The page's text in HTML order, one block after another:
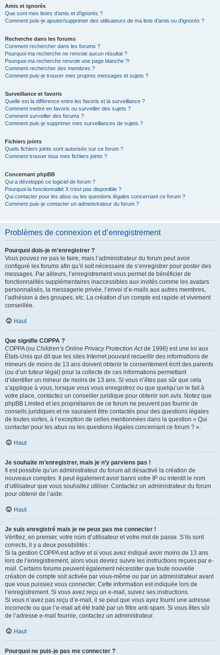
Amis et ignorés
Que sont mes listes d’amis et d’ignorés ?
Comment puis-je ajouter/supprimer des utilisateurs de ma liste d’amis ou d’ignorés ?
Recherche dans les forums
Comment rechercher dans les forums ?
Pourquoi ma recherche ne renvoie aucun résultat ?
Pourquoi ma recherche renvoie une page blanche ?!
Comment rechercher des membres ?
Comment puis-je trouver mes propres messages et sujets ?
Surveillance et favoris
Quelle est la différence entre les favoris et la surveillance ?
Comment mettre en favoris ou surveiller des sujets ?
Comment surveiller des forums ?
Comment puis-je supprimer mes surveillances de sujets ?
Fichiers joints
Quels fichiers joints sont autorisés sur ce forum ?
Comment trouver tous mes fichiers joints ?
Concernant phpBB
Qui a développé ce logiciel de forum ?
Pourquoi la fonctionnalité X n’est pas disponible ?
Qui contacter pour les abus ou les questions légales concernant ce forum ?
Comment puis-je contacter un administrateur du forum ?
Problèmes de connexion et d’enregistrement
Pourquoi dois-je m’enregistrer ?
Vous pouvez ne pas le faire, mais l’administrateur du forum peut avoir
configuré les forums afin qu’il soit nécessaire de s’enregistrer pour poster des
messages. Par ailleurs, l’enregistrement vous permet de bénéficier de
fonctionnalités supplémentaires inaccessibles aux invités comme les avatars
personnalisés, la messagerie privée, l’envoi d’e-mails aux autres membres,
l’adhésion à des groupes, etc. La création d’un compte est rapide et vivement
conseillée.
Haut
Que signifie COPPA ?
COPPA (ou Children’s Online Privacy Protection Actde 1998) est une loi aux
États-Unis qui dit que les sites Internet pouvant recueillir des informations de
mineurs de moins de 13 ans doivent obtenir le consentement écrit des parents
(ou d’un tuteur légal) pour la collecte de ces informations permettant
d’identifier un mineur de moins de 13 ans. Si vous n’êtes pas sûr que cela
s’applique à vous, lorsque vous vous enregistrez ou que quelqu’un le fait à
votre place, contactez un conseiller juridique pour obtenir son avis. Notez que
phpBB Limited et les propriétaires de ce forum ne peuvent pas fournir de
conseils juridiques et ne sauraient être contactés pour des questions légales
de toutes sortes, à l’exception de celles mentionnées dans la question « Qui
contacter pour les abus ou les questions légales concernant ce forum ? ».
Haut
Je souhaite m’enregistrer, mais je n’y parviens pas !
Il est possible qu’un administrateur du forum ait désactivé la création de
nouveaux comptes. Il peut également avoir banni votre IP ou interdit le nom
d’utilisateur que vous souhaitez utiliser. Contactez un administrateur du forum
pour obtenir de l’aide.
Haut
Je suis enregistré mais je ne peux pas me connecter !
Vérifiez, en premier, votre nom d’utilisateur et votre mot de passe. S’ils sont
corrects, il y a deux possibilités :
Si la gestion COPPA est active et si vous avez indiqué avoir moins de 13 ans
lors de l’enregistrement, alors vous devrez suivre les instructions reçues par e-
mail. Certains forums peuvent également nécessiter que toute nouvelle
création de compte soit activée par vous-même ou par un administrateur avant
que vous puissiez vous connecter. Cette information est indiquée lors de
l’enregistrement. Si vous avez reçu un e-mail, suivez ses instructions.
Si vous n’avez pas reçu d’e-mail, il se peut que vous ayez fourni une adresse
incorrecte ou que l’e-mail ait été traité par un filtre anti-spam. Si vous êtes sûr
de l’adresse e-mail fournie, contactez un administrateur.
Haut
Pourquoi ne puis-je pas me connecter ?